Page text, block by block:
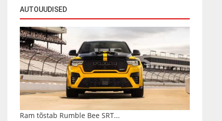
AUTOUUDISED
Ram tõstab Rumble Bee SRT...